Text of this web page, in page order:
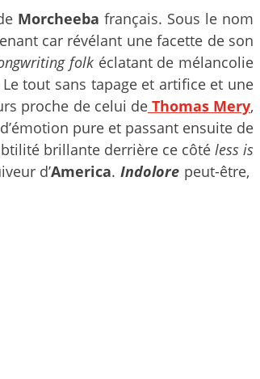
Morcheeba français. Sous le nom
car révélant une facette de son
folkéclatant de mélancolie
tout sans tapage et artifice et une
proche de celui deThomas Mery,
pure et passant ensuite de
brillante derrière ce côté less is
d’America.Indolore peut-être,